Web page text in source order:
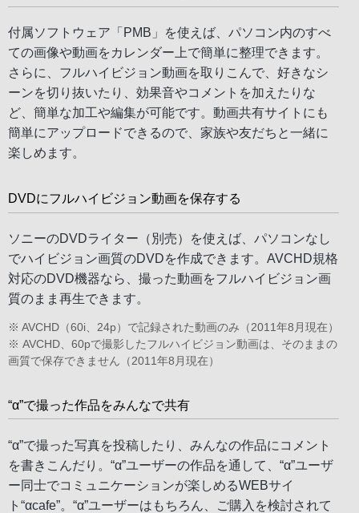
付属ソフトウェア「PMB」を使えば、パソコン内のすべ
ての画像や動画をカレンダー上で簡単に整理できます。
さらに、フルハイビジョン動画を取りこんで、好きなシ
ーンを切り抜いたり、効果音やコメントを加えたりな
ど、簡単な加工や編集が可能です。動画共有サイトにも
簡単にアップロードできるので、家族や友だちと一緒に
楽しめます。
DVDにフルハイビジョン動画を保存する
ソニーのDVDライター（別売）を使えば、パソコンなし
でハイビジョン画質のDVDを作成できます。AVCHD規格
対応のDVD機器なら、撮った動画をフルハイビジョン画
質のまま再生できます。
※ AVCHD（60i、24p）で記録された動画のみ（2011年8月現在）
※ AVCHD、60pで撮影したフルハイビジョン動画は、そのままの
画質で保存できません（2011年8月現在）
“α”で撮った作品をみんなで共有
“α”で撮った写真を投稿したり、みんなの作品にコメント
を書きこんだり。“α”ユーザーの作品を通して、“α”ユーザ
ー同士でコミュニケーションが楽しめるWEBサイ
ト“αcafe”。“α”ユーザーはもちろん、ご購入を検討されて